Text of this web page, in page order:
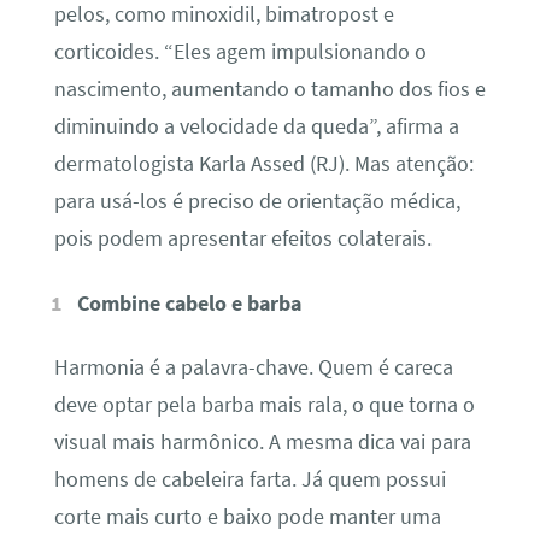
pelos, como minoxidil, bimatropost e
corticoides. “Eles agem impulsionando o
nascimento, aumentando o tamanho dos fios e
diminuindo a velocidade da queda”, afirma a
dermatologista Karla Assed (RJ). Mas atenção:
para usá-los é preciso de orientação médica,
pois podem apresentar efeitos colaterais.
Combine cabelo e barba
Harmonia é a palavra-chave. Quem é careca
deve optar pela barba mais rala, o que torna o
visual mais harmônico. A mesma dica vai para
homens de cabeleira farta. Já quem possui
corte mais curto e baixo pode manter uma